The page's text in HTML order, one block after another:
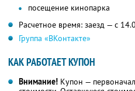
посещение кинопарка
Расчетное время: заезд — с
Группа «ВКонтакте»
КАК РАБОТАЕТ КУПОН
Внимание! Купон —